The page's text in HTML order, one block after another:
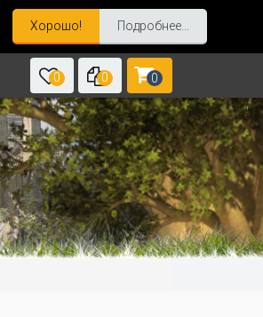
Хорошо! Подробнее...
0 0 0